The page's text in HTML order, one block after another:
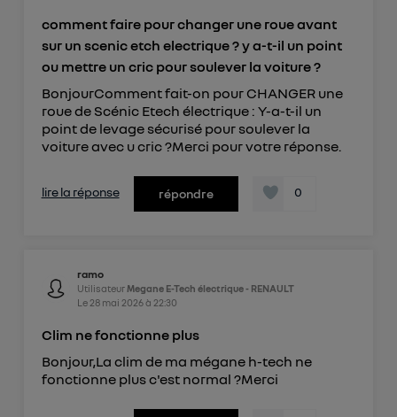
comment faire pour changer une roue avant
sur un scenic etch electrique ? y a-t-il un point
ou mettre un cric pour soulever la voiture ?
BonjourComment fait-on pour CHANGER une
roue de Scénic Etech électrique : Y-a-t-il un
point de levage sécurisé pour soulever la
voiture avec u cric ?Merci pour votre réponse.
lire la réponse répondre 0
ramo
Utilisateur Megane E-Tech électrique - RENAULT
Le 28 mai 2026à 22:30
Clim ne fonctionne plus
Bonjour,La clim de ma mégane h-tech ne
fonctionne plus c'est normal ?Merci